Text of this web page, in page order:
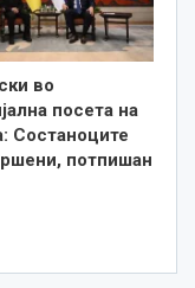
во
посета на
Состаноците
потпишан